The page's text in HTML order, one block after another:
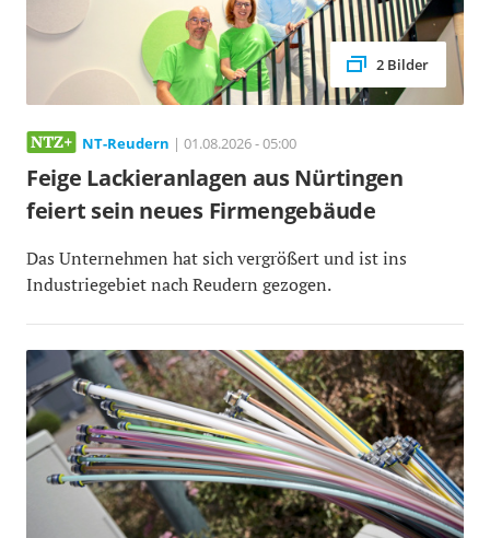
2 Bilder
NT-Reudern | 01.08.2026 - 05:00
Feige Lackieranlagen aus Nürtingen
feiert sein neues Firmengebäude
Das Unternehmen hat sich vergrößert und ist ins
Industriegebiet nach Reudern gezogen.